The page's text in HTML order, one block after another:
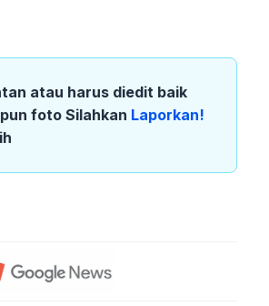
atau harus diedit baik
foto Silahkan Laporkan!